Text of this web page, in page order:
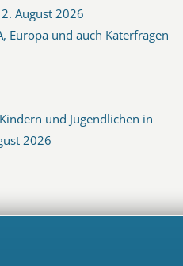
2. August 2026
Europa und auch Katerfragen
und Jugendlichen in
2026